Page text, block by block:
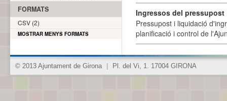
Ingressos del pressupost
Pressupost i liquidació
planificació i control de
FORMATS
CSV (2)
MOSTRAR MENYS FORMATS
© 2013 Ajuntament de Girona Pl. del Vi, 1. 17004 GIRONA